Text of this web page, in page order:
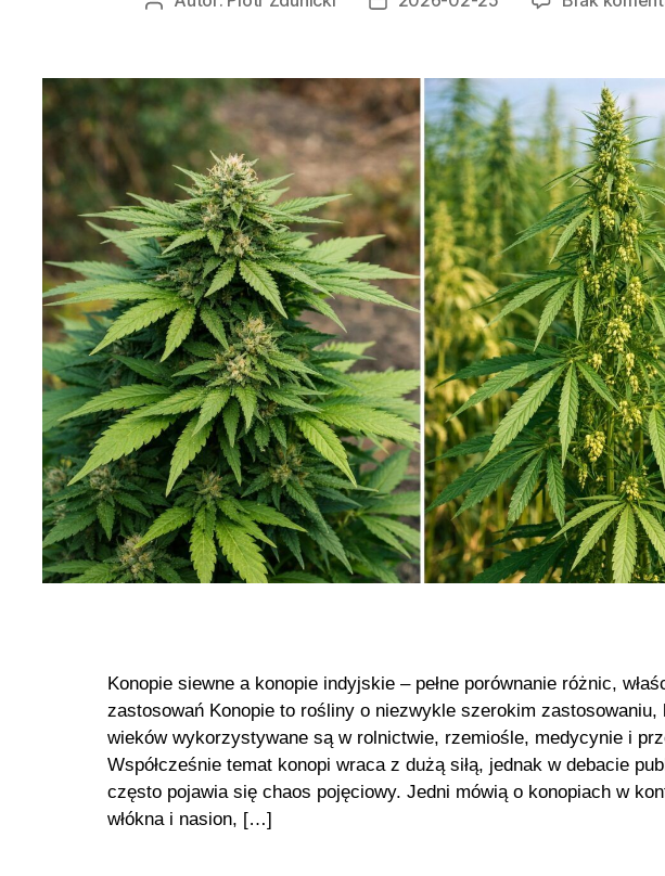
Konopie siewne a konopie indyjskie – pełne porównanie różnic,
zastosowań Konopie to rośliny o niezwykle szerokim zastosowaniu,
wieków wykorzystywane są w rolnictwie, rzemiośle, medycynie i
Współcześnie temat konopi wraca z dużą siłą, jednak w debacie
często pojawia się chaos pojęciowy. Jedni mówią o konopiach w
włókna i nasion, […]